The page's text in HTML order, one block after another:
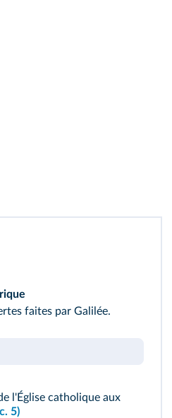
faites par Galilée.
l'Église catholique aux
5)